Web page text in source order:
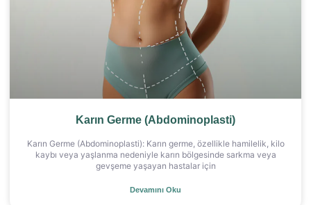
Karın Germe (Abdominoplasti)
Karın Germe (Abdominoplasti): Karın germe, özellikle hamilelik, kilo
kaybı veya yaşlanma nedeniyle karın bölgesinde sarkma veya
gevşeme yaşayan hastalar için
Devamını Oku